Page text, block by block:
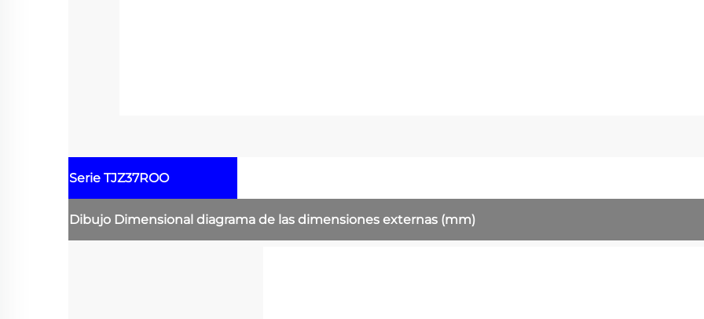
Serie TJZ37ROO
Dibujo Dimensional diagrama de las dimensiones externas (mm)